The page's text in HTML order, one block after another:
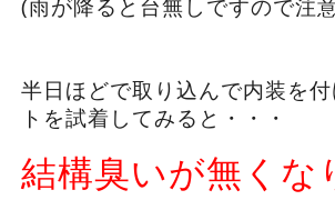
(雨が降ると台無しですので注
半日ほどで取り込んで内装を
トを試着してみると・・・
結構臭いが無くな